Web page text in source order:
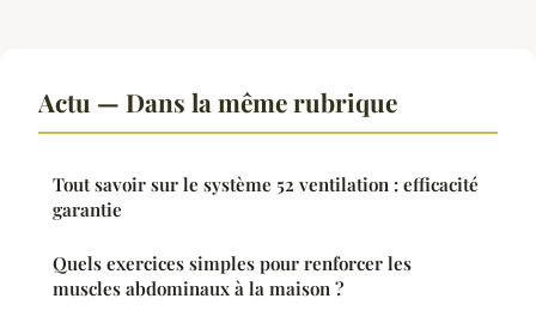
Actu — Dans la même rubrique
Tout savoir sur le système 52 ventilation : efficacité
garantie
Quels exercices simples pour renforcer les
muscles abdominaux à la maison ?